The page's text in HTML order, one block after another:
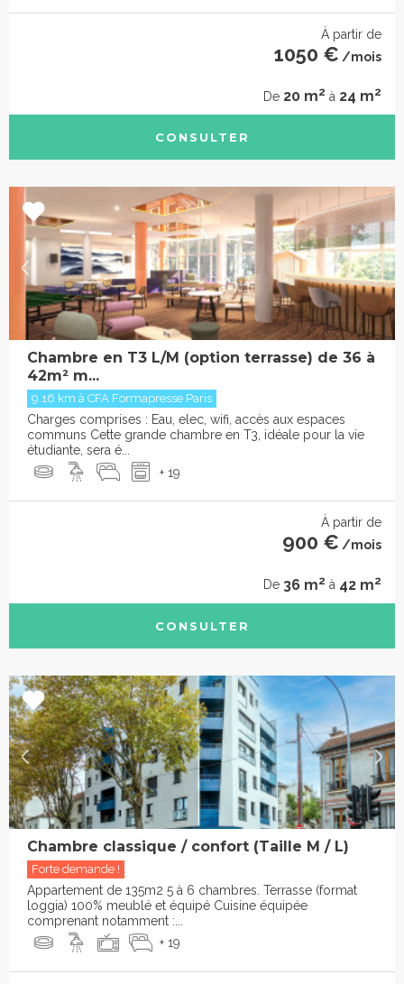
À partir de
1050 € /mois
De 20 m2 à 24 m2
CONSULTER
Chambre en T3 L/M (option terrasse) de 36 à
42m² m...
9.16 km à CFA Formapresse Paris
Charges comprises : Eau, elec, wifi, accès aux espaces
communs Cette grande chambre en T3, idéale pour la vie
étudiante, sera é...
+ 19
À partir de
900 € /mois
De 36 m2 à 42 m2
CONSULTER
Chambre classique / confort (Taille M / L)
Forte demande !
Appartement de 135m2 5 à 6 chambres. Terrasse (format
loggia) 100% meublé et équipé Cuisine équipée
comprenant notamment :...
+ 19